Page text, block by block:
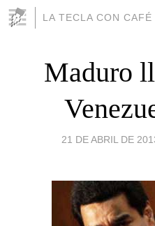
LA TECLA CON CAFÉ
Maduro
21 DE ABRIL DE